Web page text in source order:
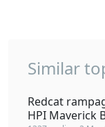
Similar
Redcat
HPI Maverick